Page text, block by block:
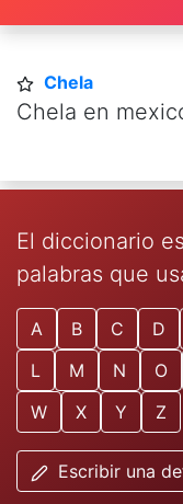
Chela
Chela en
El diccionario
palabras que
A B C D
L
M N O
W
X Y Z
Escribir una